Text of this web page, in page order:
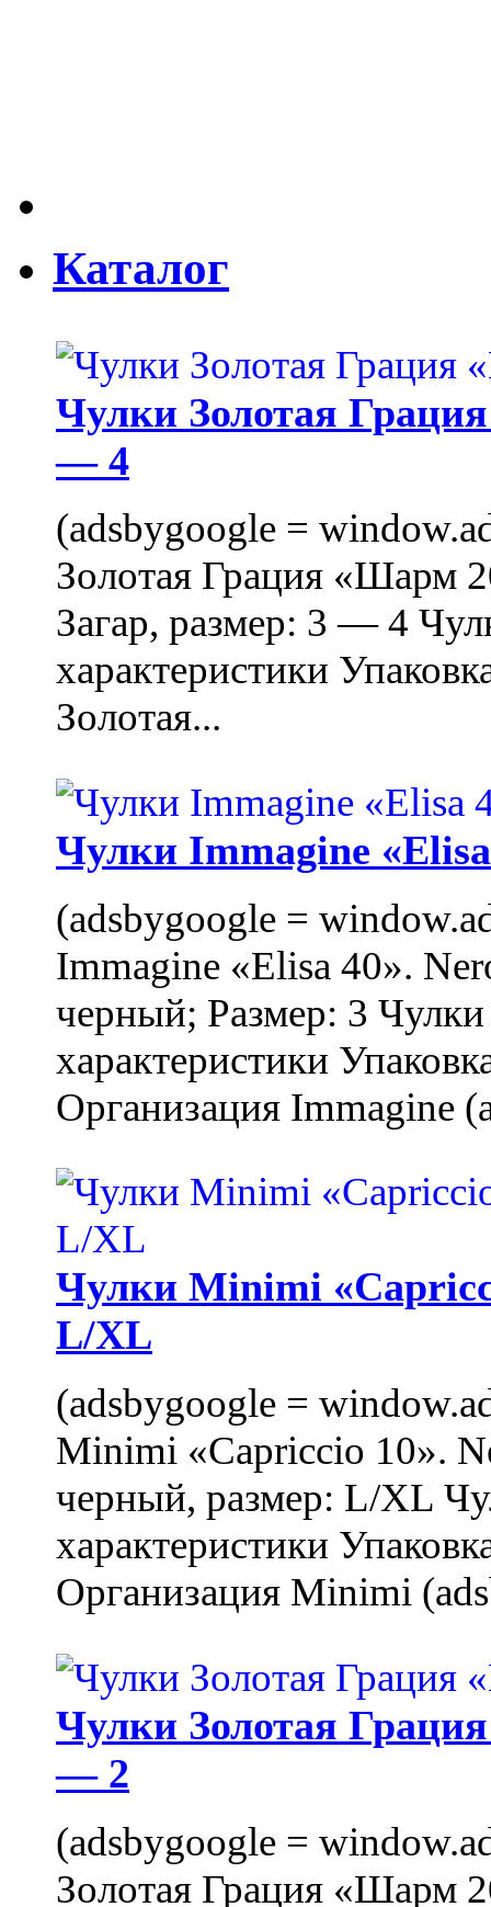
Каталог
Чулки Золотая
— 4
(adsbygoogle =
Золотая Грация «Шарм
Загар, размер: 3 — 4
характеристики
Золотая...
Чулки Immagine
(adsbygoogle =
Immagine «Elisa 40».
черный; Размер: 3
характеристики
Организация Immagine
Чулки Minimi
L/XL
(adsbygoogle =
Minimi «Capriccio 10».
черный, размер: L/XL
характеристики
Организация Minimi
Чулки Золотая
— 2
(adsbygoogle =
Золотая Грация «Шарм